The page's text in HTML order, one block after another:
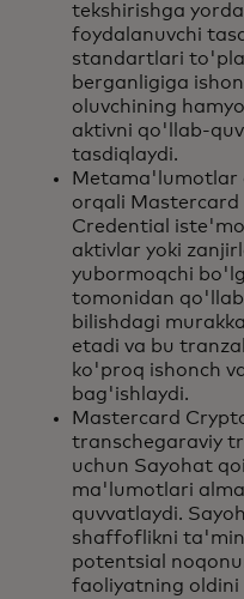
tekshirishga
foydalanuvchi
standartlari
berganligiga
oluvchining
aktivni qo'llab-
tasdiqlaydi.
Metama'lumotlar
orqali Mastercard
Credential
aktivlar yoki
yubormoqchi
tomonidan
bilishdagi
etadi va bu
ko'proq ishonch
bag'ishlaydi.
Mastercard
transchegaraviy
uchun Sayohat
ma'lumotlari
quvvatlaydi.
shaffoflikni
potentsial
faoliyatning oldini